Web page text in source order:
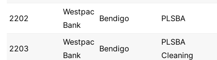
2202
Westpac
Bank
Bendigo PLSBA
2203
Westpac
Bank
Bendigo
PLSBA
Cleaning